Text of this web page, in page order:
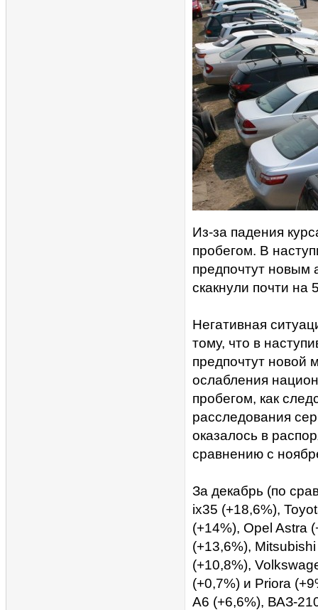
Из-за падения
пробегом. В
предпочтут
скакнули почти на
Негативная
тому, что в
предпочтут новой
ослабления
пробегом, как
расследования
оказалось в
сравнению с
За декабрь (по
ix35 (+18,6%),
(+14%), Opel Astra
(+13,6%),
(+10,8%),
(+0,7%) и Priora
A6 (+6,6%), ВАЗ-